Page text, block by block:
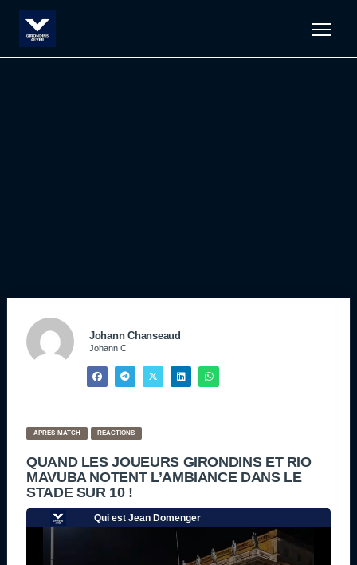
Johann Chanseaud
Johann C
APRÈS-MATCH RÉACTIONS
QUAND LES JOUEURS GIRONDINS ET RIO
MAVUBA NOTENT L’AMBIANCE DANS LE
STADE SUR 10 !